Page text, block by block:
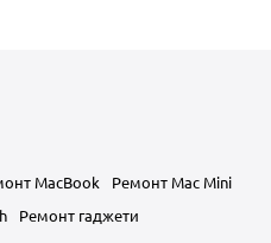
MacBook
Ремонт Mac Mini
Ремонт гаджети